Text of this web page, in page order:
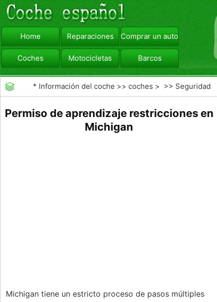
Home Reparaciones Comprar un automóvil
Coches Motocicletas Barcos
viajar Camiones
* Información del coche >>coches > >> Seguridad
Permiso de aprendizaje restricciones en
Michigan
Michigan tiene un estricto proceso de pasos múltiples